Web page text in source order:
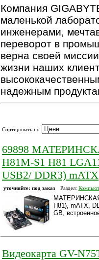
Компания
маленькой
инженерами,
переворот в
верна своей
жизни наших
надежным
Сортировать по
69898
H81M-S1 H81
USB2/ DDR3) mATX
уточняйте: под заказ Раздел:
МАТЕРИНСКАЯ
H81), mATX,
GB,
Видеокарта GV-